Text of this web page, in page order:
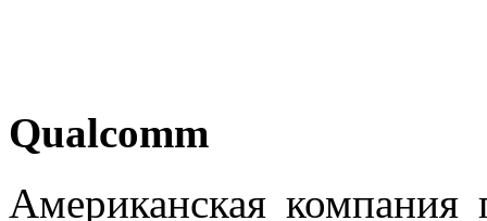
Qualcomm
Американская компания